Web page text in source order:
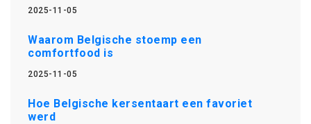
2025-11-05
Waarom Belgische stoemp een
comfortfood is
2025-11-05
Hoe Belgische kersentaart een favoriet
werd